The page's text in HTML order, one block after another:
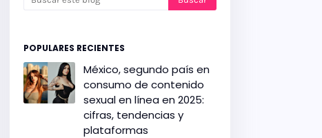
POPULARES RECIENTES
México, segundo país en
consumo de contenido
sexual en línea en 2025:
cifras, tendencias y
plataformas